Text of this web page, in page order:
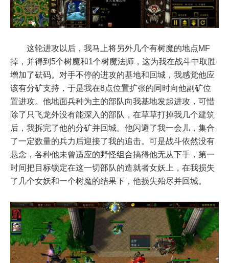
这轮进攻以后，我马上将另外几个有树魔的地点MF
掉，并得到5个树魔和1个树魔法师，这为我在战斗中取胜
增加了砝码。对手不停的进攻的基地和回城，我感觉他应
该有分矿支持，于是我在8点位置扩张的同时向他副矿位
置进攻。他地面兵种为主的部队向我基地发起进攻，可惜
除了只飞龙外没有能深入的部队，在草草打掉我几个建筑
后，我拆完了他的分矿并回城。他闪避了我一会儿，集合
了一定数量的兵力后迎接了我的追击。可是战斗依然没有
悬念，各种他未曾适应的野怪组合搞得他无从下手，第一
时间把目标锁定在这一切部队的造就者女妖上，在我损失
了几个女妖和一个树魔的结果下，他损失殆尽并回城。